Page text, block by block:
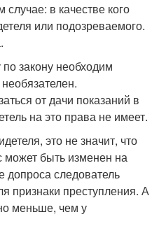
в качестве кого
или подозреваемого.
закону необходим
от дачи показаний в
на это права не имеет.
это не значит, что
может быть изменен на
допроса следователь
признаки преступления. А
меньше, чем у